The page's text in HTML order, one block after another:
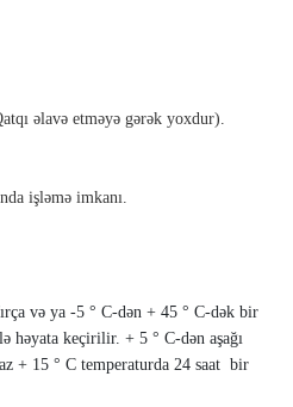
əlavə etməyə gərək yoxdur).
işləmə imkanı.
və ya -5 ° C-dən + 45 ° C-dək bir
həyata keçirilir. + 5 ° C-dən aşağı
+ 15 ° C temperaturda 24 saat bir